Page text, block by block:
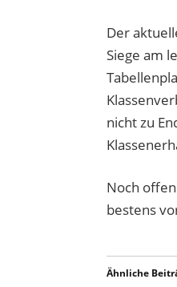
Der
Siege am
nicht zu
Noch
bestens
Ähnliche